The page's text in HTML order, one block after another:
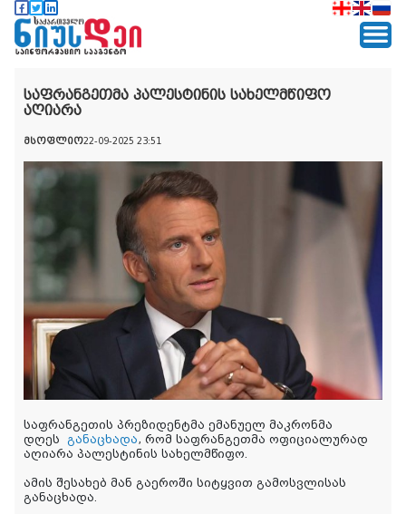
საფრანგეთმა პალესტინის სახელმწიფო
აღიარა
მსოფლიო22-09-2025 23:51
საფრანგეთის პრეზიდენტმა ემანუელ მაკრონმა
დღეს განაცხადა, რომ საფრანგეთმა ოფიციალურად
აღიარა პალესტინის სახელმწიფო.
ამის შესახებ მან გაეროში სიტყვით გამოსვლისას
განაცხადა.